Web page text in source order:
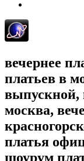
вечернее
платьев в
выпускной,
москва,
платья
шоурум